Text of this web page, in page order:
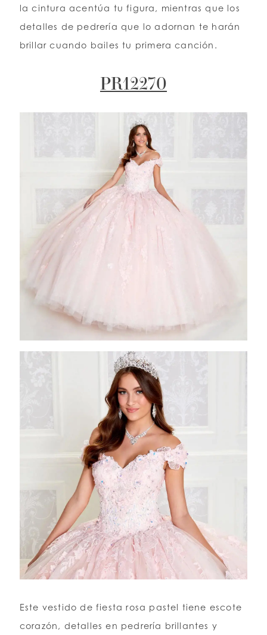
la cintura acentúa tu figura, mientras que los
detalles de pedrería que lo adornan te harán
brillar cuando bailes tu primera canción.
PR12270
Este vestido de fiesta rosa pastel tiene escote
corazón, detalles en pedrería brillantes y